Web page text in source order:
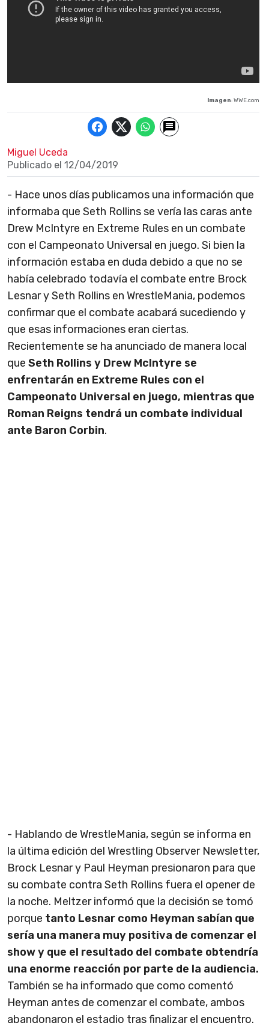
Imagen: WWE.com
Miguel Uceda
Publicado el 12/04/2019
- Hace unos días publicamos una información que
informaba que Seth Rollins se vería las caras ante
Drew McIntyre en Extreme Rules en un combate
con el Campeonato Universal en juego. Si bien la
información estaba en duda debido a que no se
había celebrado todavía el combate entre Brock
Lesnar y Seth Rollins en WrestleMania, podemos
confirmar que el combate acabará sucediendo y
que esas informaciones eran ciertas.
Recientemente se ha anunciado de manera local
que Seth Rollins y Drew McIntyre se
enfrentarán en Extreme Rules con el
Campeonato Universal en juego, mientras que
Roman Reigns tendrá un combate individual
ante Baron Corbin.
- Hablando de WrestleMania, según se informa en
la última edición del Wrestling Observer Newsletter,
Brock Lesnar y Paul Heyman presionaron para que
su combate contra Seth Rollins fuera el opener de
la noche. Meltzer informó que la decisión se tomó
porque tanto Lesnar como Heyman sabían que
sería una manera muy positiva de comenzar el
show y que el resultado del combate obtendría
una enorme reacción por parte de la audiencia.
También se ha informado que como comentó
Heyman antes de comenzar el combate, ambos
abandonaron el estadio tras finalizar el encuentro.